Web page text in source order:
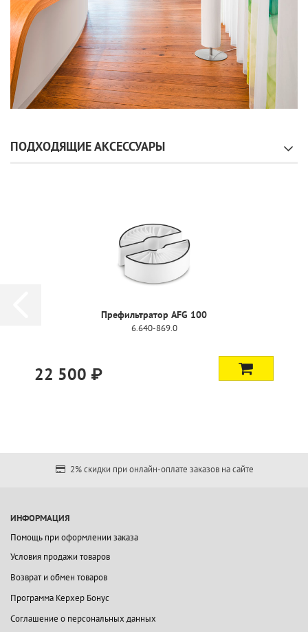
ПОДХОДЯЩИЕ АКСЕССУАРЫ
Трехступенчатый фильтр AFG 100
6.640-870.0
44 900 ₽
2% скидки при онлайн-оплате заказов на сайте
ИНФОРМАЦИЯ
Помощь при оформлении заказа
Условия продажи товаров
Возврат и обмен товаров
Программа Керхер Бонус
Соглашение о персональных данных